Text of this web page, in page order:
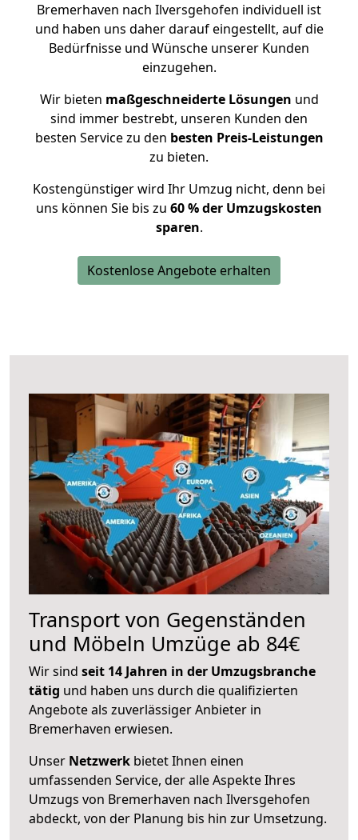
Bremerhaven nach Ilversgehofen individuell ist
und haben uns daher darauf eingestellt, auf die
Bedürfnisse und Wünsche unserer Kunden
einzugehen.
Wir bieten maßgeschneiderte Lösungen und
sind immer bestrebt, unseren Kunden den
besten Service zu den besten Preis-Leistungen
zu bieten.
Kostengünstiger wird Ihr Umzug nicht, denn bei
uns können Sie bis zu 60 % der Umzugskosten
sparen.
Kostenlose Angebote erhalten
Transport von Gegenständen
und Möbeln Umzüge ab 84€
Wir sind seit 14 Jahren in der Umzugsbranche
tätig und haben uns durch die qualifizierten
Angebote als zuverlässiger Anbieter in
Bremerhaven erwiesen.
Unser Netzwerk bietet Ihnen einen
umfassenden Service, der alle Aspekte Ihres
Umzugs von Bremerhaven nach Ilversgehofen
abdeckt, von der Planung bis hin zur Umsetzung.